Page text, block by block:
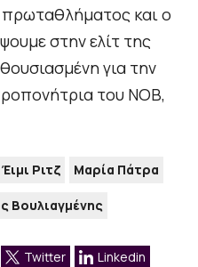
πρωταθλήματος και ο
στην ελίτ της
για την
του ΝΟΒ,
Έιμι Ριτζ Μαρία Πάτρα
Βουλιαγμένης
Twitter
Linkedin